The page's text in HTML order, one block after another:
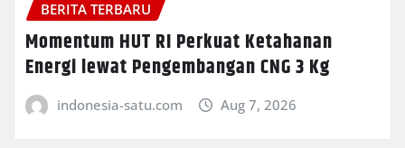
BERITA TERBARU
Momentum HUT RI Perkuat Ketahanan
Energi lewat Pengembangan CNG 3 Kg
indonesia-satu.com Aug 7, 2026